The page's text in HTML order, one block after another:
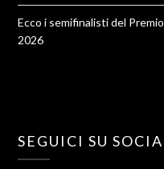
Ecco i semifinalisti del
2026
SEGUICI SU